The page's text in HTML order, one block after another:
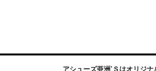
アシューズ亜洲’Ｓはオリジナ